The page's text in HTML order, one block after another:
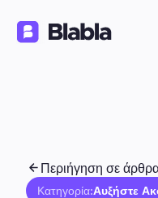
Περιήγηση σε
Κατηγορία:Αυξήστε